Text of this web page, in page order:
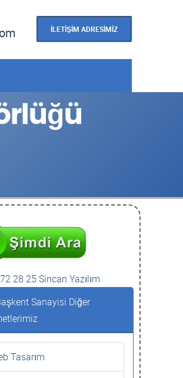
İLETİŞİM ADRESİMİZ
28 25 Sincan Yazılım
Sanayisi Diğer
Tasarım